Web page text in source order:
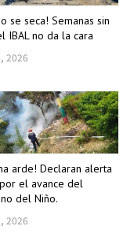
se seca! Semanas sin
IBAL no da la cara
2026
arde! Declaran alerta
el avance del
del Niño.
2026